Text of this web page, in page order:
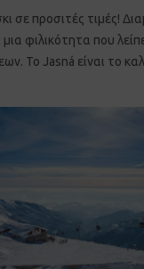
σε προσιτές τιμές!
φιλικότητα που
Το Jasná είναι το